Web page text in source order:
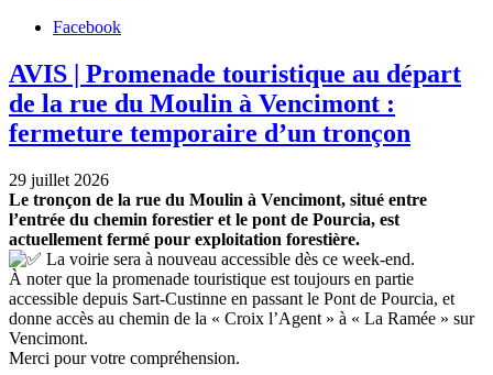
Facebook
AVIS | Promenade touristique au départ
de la rue du Moulin à Vencimont :
fermeture temporaire d’un tronçon
29 juillet 2026
Le tronçon de la rue du Moulin à Vencimont, situé entre
l’entrée du chemin forestier et le pont de Pourcia, est
actuellement fermé pour exploitation forestière.
La voirie sera à nouveau accessible dès ce week-end.
À noter que la promenade touristique est toujours en partie
accessible depuis Sart-Custinne en passant le Pont de Pourcia, et
donne accès au chemin de la « Croix l’Agent » à « La Ramée » sur
Vencimont.
Merci pour votre compréhension.